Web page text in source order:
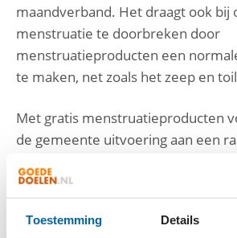
Toestemming Details
maandverband. Het draagt ook bij
menstruatie te doorbreken door
menstruatieproducten een
te maken, net zoals het zeep en
Met gratis menstruatieproducten
de gemeente uitvoering aan een
2022 breed ondersteund werd. De
programma bedragen 82.000
van Laarhoven, van Stichting
Armoedefonds is blij met de